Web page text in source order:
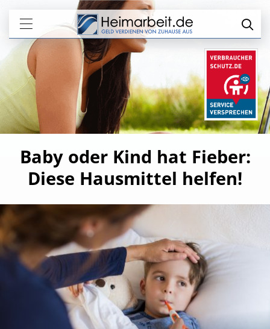
Baby oder Kind hat Fieber:
Diese Hausmittel helfen!